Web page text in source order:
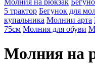
5 трактор Бегунок для
купальника Молнии арта
75см Молния для обуви
Молния на